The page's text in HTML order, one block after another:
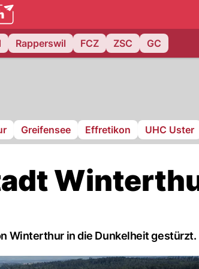
Rapperswil FCZ ZSC GC
Greifensee Effretikon UHC Uster
Winterthur in die Dunkelheit gestürzt.